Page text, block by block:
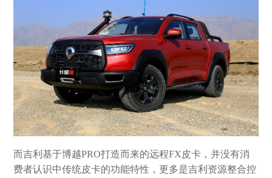
而吉利基于博越PRO打造而来的远程FX皮卡，并没有消
费者认识中传统皮卡的功能特性，更多是吉利资源整合控